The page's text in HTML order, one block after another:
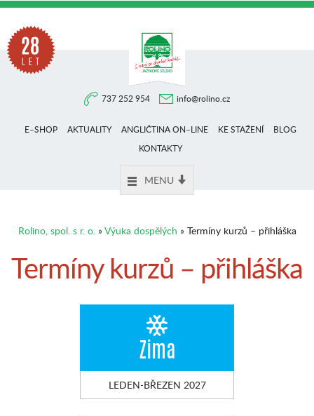
737 252 954 info@rolino.cz
E–SHOP AKTUALITY ANGLIČTINA ON–LINE KE STAŽENÍ
BLOG
KONTAKTY
MENU
Rolino, spol. s r. o.»Výuka dospělých » Termíny kurzů – přihláška
Termíny kurzů – přihláška
Zima
LEDEN-BŘEZEN 2027